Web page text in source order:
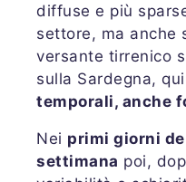
diffuse e più
settore, ma anche
versante tirrenico
sulla Sardegna,
temporali, anche
Nei primi giorni
settimana poi,